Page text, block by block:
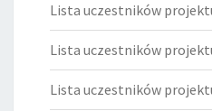
Lista uczestników
Lista uczestników
Lista uczestników